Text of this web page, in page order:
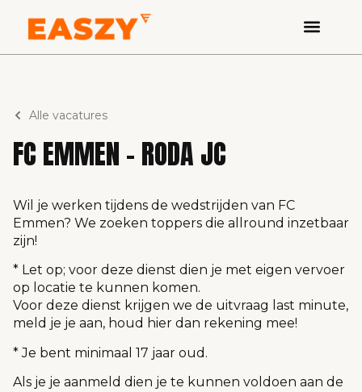
Alle vacatures
FC EMMEN – RODA JC
Wil je werken tijdens de wedstrijden van FC
Emmen? We zoeken toppers die allround inzetbaar
zijn!
* Let op; voor deze dienst dien je met eigen vervoer
op locatie te kunnen komen.
Voor deze dienst krijgen we de uitvraag last minute,
meld je je aan, houd hier dan rekening mee!
* Je bent minimaal 17 jaar oud.
Als je je aanmeld dien je te kunnen voldoen aan de